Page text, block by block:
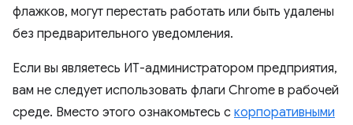
флажков, могут перестать работать или быть удалены
без предварительного уведомления.
Если вы являетесь ИТ-администратором предприятия,
вам не следует использовать флаги Chrome в рабочей
среде. Вместо этого ознакомьтесь с корпоративными